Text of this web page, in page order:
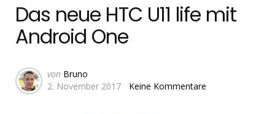
Das neue HTC U11 life mit
Android One
Geschrieben
von
von Bruno
2. November 2017
Keine Kommentare